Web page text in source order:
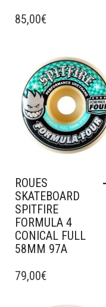
85,00€
Ajouter à mes favoris
ROUES
SKATEBOARD
SPITFIRE
FORMULA 4
CONICAL FULL
58MM 97A
79,00€